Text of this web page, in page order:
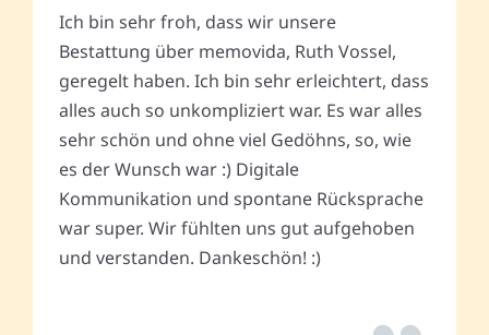
Ich bin sehr froh, dass wir unsere
Bestattung über memovida, Ruth Vossel,
geregelt haben. Ich bin sehr erleichtert, dass
alles auch so unkompliziert war. Es war alles
sehr schön und ohne viel Gedöhns, so, wie
es der Wunsch war :) Digitale
Kommunikation und spontane Rücksprache
war super. Wir fühlten uns gut aufgehoben
und verstanden. Dankeschön! :)